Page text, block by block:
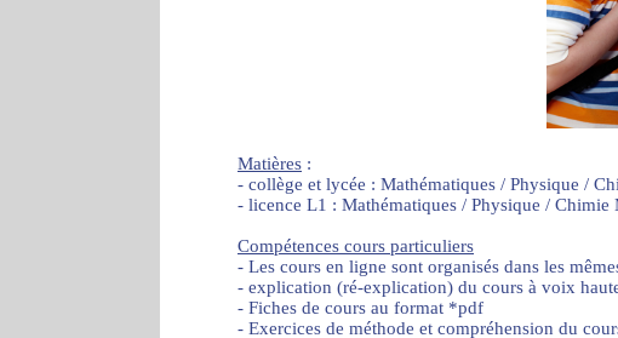
Matières :
- collège et lycée : Mathématiques / Physique /
- licence L1 : Mathématiques / Physique /
Compétences cours particuliers
- Les cours en ligne sont organisés dans les
- explication (ré-explication) du cours à voix
- Fiches de cours au format *pdf
- Exercices de méthode et compréhension du